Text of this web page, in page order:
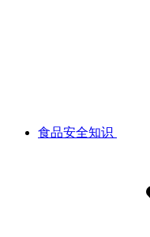
食品安全知识